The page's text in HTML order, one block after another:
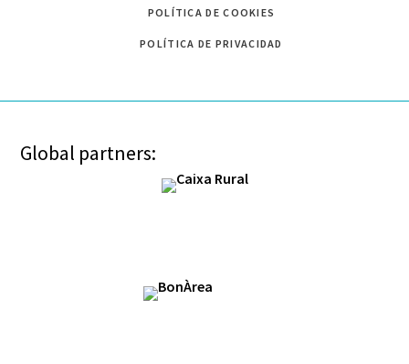
POLÍTICA DE COOKIES
POLÍTICA DE PRIVACIDAD
Global partners: